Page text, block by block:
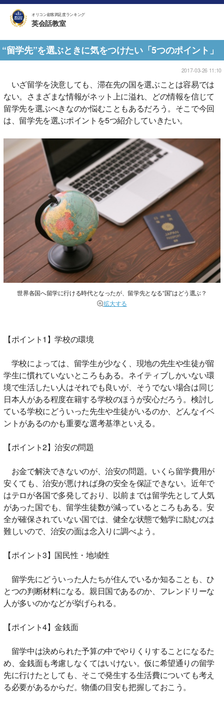
オリコン顧客満足度ランキング
英会話教室
“留学先”を選ぶときに気をつけたい「5つのポイント」
2017-03-26 11:10
いざ留学を決意しても、滞在先の国を選ぶことは容易では
ない。さまざまな情報がネット上に溢れ、どの情報を信じて
留学先を選ぶべきなのか悩むこともあるだろう。そこで今回
は、留学先を選ぶポイントを5つ紹介していきたい。
世界各国へ留学に行ける時代となったが、留学先となる“国”はどう選ぶ？
拡大する
【ポイント1】学校の環境
学校によっては、留学生が少なく、現地の先生や生徒が留
学生に慣れていないところもある。ネイティブしかいない環
境で生活したい人はそれでも良いが、そうでない場合は同じ
日本人がある程度在籍する学校のほうが安心だろう。検討し
ている学校にどういった先生や生徒がいるのか、どんなイベ
ントがあるのかも重要な選考基準といえる。
【ポイント2】治安の問題
お金で解決できないのが、治安の問題。いくら留学費用が
安くても、治安が悪ければ身の安全を保証できない。近年で
はテロが各国で多発しており、以前までは留学先として人気
があった国でも、留学生徒数が減っているところもある。安
全が確保されていない国では、健全な状態で勉学に励むのは
難しいので、治安の面は念入りに調べよう。
【ポイント3】国民性・地域性
留学先にどういった人たちが住んでいるか知ることも、ひ
とつの判断材料になる。親日国であるのか、フレンドリーな
人が多いのかなどが挙げられる。
【ポイント4】金銭面
留学中は決められた予算の中でやりくりすることになるた
め、金銭面も考慮しなくてはいけない。仮に希望通りの留学
先に行けたとしても、そこで発生する生活費についても考え
る必要があるからだ。物価の目安も把握しておこう。